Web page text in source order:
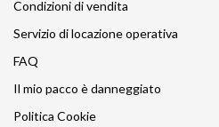
Condizioni di vendita
Servizio di locazione operativa
FAQ
Il mio pacco è danneggiato
Politica Cookie